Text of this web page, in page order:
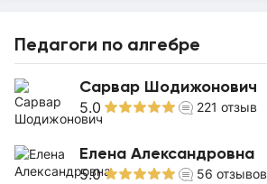
Педагоги по алгебре
Сарвар Шодижонович
5.0 221 отзыв
Елена Александровна
5.0 56 отзывов